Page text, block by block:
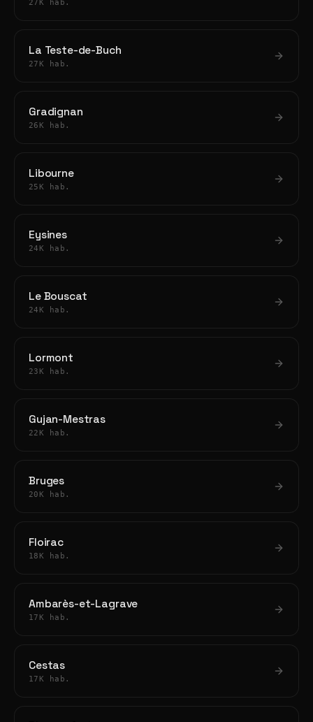
27K hab.
La Teste-de-Buch
27K hab.
Gradignan
26K hab.
Libourne
25K hab.
Eysines
24K hab.
Le Bouscat
24K hab.
Lormont
23K hab.
Gujan-Mestras
22K hab.
Bruges
20K hab.
Floirac
18K hab.
Ambarès-et-Lagrave
17K hab.
Cestas
17K hab.